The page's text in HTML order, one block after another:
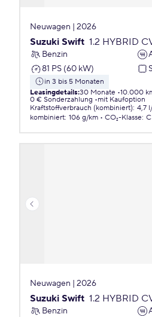
Neuwagen | 2026
Suzuki Swift 1.2 HYBRID
Benzin
81 PS (60 kW)
in 3 bis 5 Monaten
Leasingdetails:30 Monate 10.000
0 € Sonderzahlung
mit Kaufoption
Kraftstoffverbrauch (kombiniert): 4,7
kombiniert: 106 g/km CO₂-Klasse: C
Neuwagen | 2026
Suzuki Swift 1.2 HYBRID
Benzin